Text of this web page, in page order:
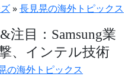
»長見晃の海外トピックス
目：Samsung業
、インテル技術
の海外トピックス